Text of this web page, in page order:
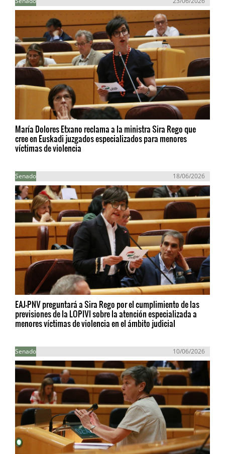
María Dolores Etxano reclama a la ministra Sira Rego que
cree en Euskadi juzgados especializados para menores
víctimas de violencia
Senado 18/06/2026
EAJ-PNV preguntará a Sira Rego por el cumplimiento de las
previsiones de la LOPIVI sobre la atención especializada a
menores víctimas de violencia en el ámbito judicial
Senado 10/06/2026